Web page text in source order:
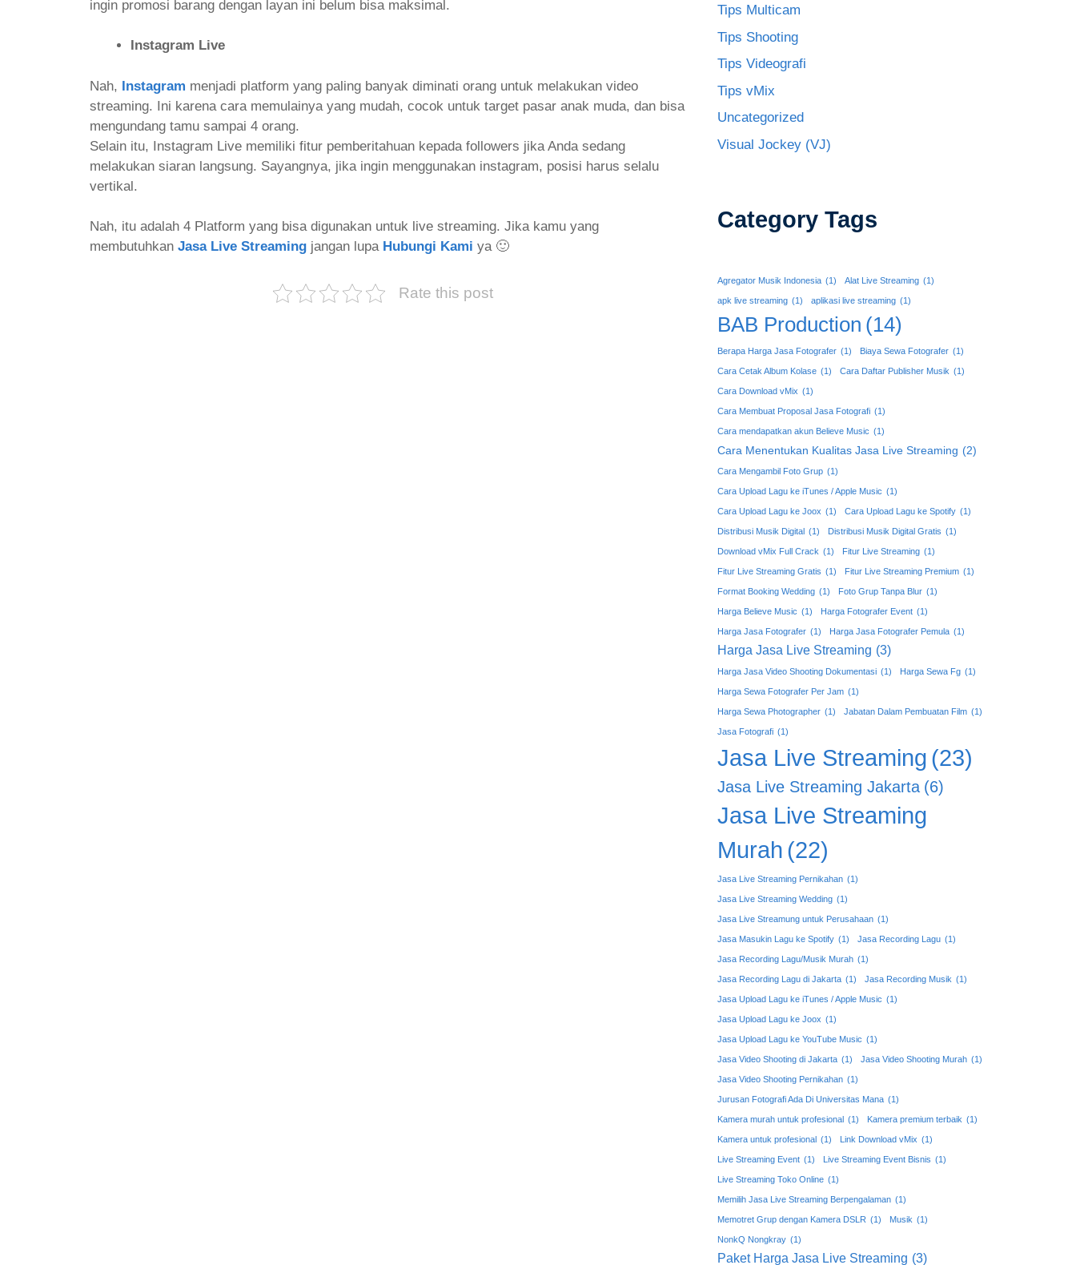
ingin promosi barang dengan layan ini belum bisa maksimal.
Instagram Live
Nah, Instagram menjadi platform yang paling banyak diminati orang untuk melakukan video
streaming. Ini karena cara memulainya yang mudah, cocok untuk target pasar anak muda, dan bisa
mengundang tamu sampai 4 orang.
Selain itu, Instagram Live memiliki fitur pemberitahuan kepada followers jika Anda sedang
melakukan siaran langsung. Sayangnya, jika ingin menggunakan instagram, posisi harus selalu
vertikal.
Nah, itu adalah 4 Platform yang bisa digunakan untuk live streaming. Jika kamu yang
membutuhkan Jasa Live Streaming jangan lupa Hubungi Kami ya 🙂
Rate this post
Tips Multicam
Tips Shooting
Tips Videografi
Tips vMix
Uncategorized
Visual Jockey (VJ)
Category Tags
Agregator Musik Indonesia (1) Alat Live Streaming (1)
apk live streaming (1) aplikasi live streaming (1)
BAB Production (14)
Berapa Harga Jasa Fotografer (1) Biaya Sewa Fotografer (1)
Cara Cetak Album Kolase (1) Cara Daftar Publisher Musik (1)
Cara Download vMix (1)
Cara Membuat Proposal Jasa Fotografi (1)
Cara mendapatkan akun Believe Music (1)
Cara Menentukan Kualitas Jasa Live Streaming (2)
Cara Mengambil Foto Grup (1)
Cara Upload Lagu ke iTunes / Apple Music (1)
Cara Upload Lagu ke Joox (1) Cara Upload Lagu ke Spotify (1)
Distribusi Musik Digital (1) Distribusi Musik Digital Gratis (1)
Download vMix Full Crack (1) Fitur Live Streaming (1)
Fitur Live Streaming Gratis (1) Fitur Live Streaming Premium (1)
Format Booking Wedding (1) Foto Grup Tanpa Blur (1)
Harga Believe Music (1) Harga Fotografer Event (1)
Harga Jasa Fotografer (1) Harga Jasa Fotografer Pemula (1)
Harga Jasa Live Streaming (3)
Harga Jasa Video Shooting Dokumentasi (1) Harga Sewa Fg (1)
Harga Sewa Fotografer Per Jam (1)
Harga Sewa Photographer (1) Jabatan Dalam Pembuatan Film (1)
Jasa Fotografi (1)
Jasa Live Streaming (23)
Jasa Live Streaming Jakarta (6)
Jasa Live Streaming
Murah (22)
Jasa Live Streaming Pernikahan (1)
Jasa Live Streaming Wedding (1)
Jasa Live Streamung untuk Perusahaan (1)
Jasa Masukin Lagu ke Spotify (1) Jasa Recording Lagu (1)
Jasa Recording Lagu/Musik Murah (1)
Jasa Recording Lagu di Jakarta (1) Jasa Recording Musik (1)
Jasa Upload Lagu ke iTunes / Apple Music (1)
Jasa Upload Lagu ke Joox (1)
Jasa Upload Lagu ke YouTube Music (1)
Jasa Video Shooting di Jakarta (1) Jasa Video Shooting Murah (1)
Jasa Video Shooting Pernikahan (1)
Jurusan Fotografi Ada Di Universitas Mana (1)
Kamera murah untuk profesional (1) Kamera premium terbaik (1)
Kamera untuk profesional (1) Link Download vMix (1)
Live Streaming Event (1) Live Streaming Event Bisnis (1)
Live Streaming Toko Online (1)
Memilih Jasa Live Streaming Berpengalaman (1)
Memotret Grup dengan Kamera DSLR (1) Musik (1)
NonkQ Nongkray (1)
Paket Harga Jasa Live Streaming (3)